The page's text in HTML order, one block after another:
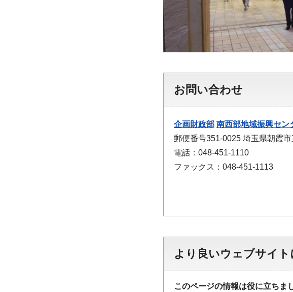
お問い合わせ
企画財政部 南西部地域振興セン
郵便番号351-0025 埼玉県朝霞
電話：048-451-1110
ファックス：048-451-1113
より良いウェブサイ
このページの情報は役に立ちま